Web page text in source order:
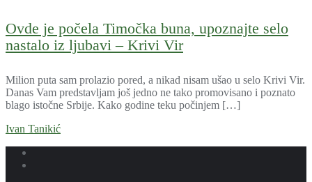
Ovde je počela Timočka buna, upoznajte selo
nastalo iz ljubavi – Krivi Vir
Milion puta sam prolazio pored, a nikad nisam ušao u selo Krivi Vir.
Danas Vam predstavljam još jedno ne tako promovisano i poznato
blago istočne Srbije. Kako godine teku počinjem […]
Ivan Tanikić